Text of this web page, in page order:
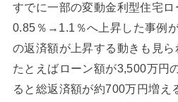
すでに一部の変動金利型住宅
0.85％→1.1％へ上昇した事例
の返済額が上昇する動きも見ら
たとえばローン額が3,500万円
ると総返済額が約700万円増え